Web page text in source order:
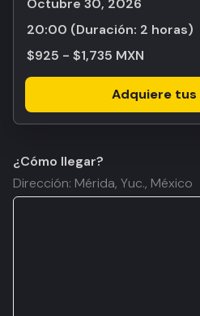
octubre 30, 2026
20:00 (Duración: 2 horas)
$925 - $1,735 MXN
Adquiere
¿Cómo llegar?
Dirección: Mérida, Yuc., México